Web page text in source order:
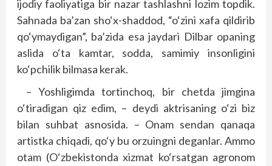
ijodiy faoliyatiga bir nazar tashlashni lozim topdik.
Sahnada ba’zan sho‘x-shaddod, “o‘zini xafa qildirib
qo‘ymaydigan”, ba’zida esa jaydari Dilbar opaning
aslida o‘ta kamtar, sodda, samimiy insonligini
ko‘pchilik bilmasa kerak.
– Yoshligimda tortinchoq, bir chetda jimgina
o‘tiradigan qiz edim, – deydi aktrisaning o‘zi biz
bilan suhbat asnosida. – Onam sendan qanaqa
artistka chiqadi, qo‘y bu orzuingni deganlar. Ammo
otam (O‘zbekistonda xizmat ko‘rsatgan agronom